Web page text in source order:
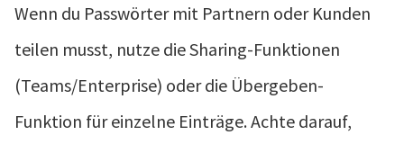
Wenn du Passwörter mit Partnern oder Kunden
teilen musst, nutze die Sharing-Funktionen
(Teams/Enterprise) oder die Übergeben-
Funktion für einzelne Einträge. Achte darauf,